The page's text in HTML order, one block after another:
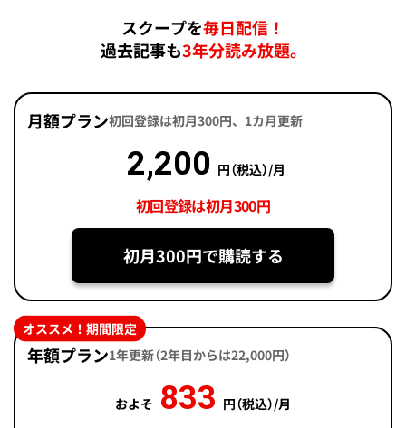
スクープを毎日配信！
過去記事も3年分読み放題。
月額プラン初回登録は初月300円、1カ月更新
2,200 円（税込）/月
初回登録は初月300円
初月300円で購読する
年額プラン1年更新（2年目からは22,000円）
およそ 833 円（税込）/月
オススメ！期間限定